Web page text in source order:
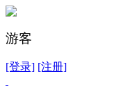
游客
[登录] [注册]